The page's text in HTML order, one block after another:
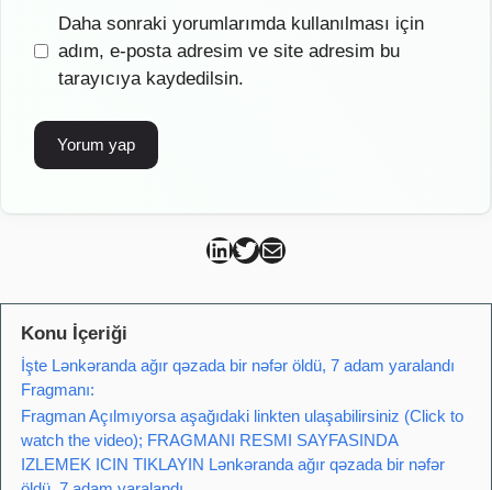
İnternet
sitesi
Daha sonraki yorumlarımda kullanılması için
adım, e-posta adresim ve site adresim bu
tarayıcıya kaydedilsin.
Can Kütahya Linkedin
Can Kütahya Twitter
Can Kütahya Mail
Konu İçeriği
İşte Lənkəranda ağır qəzada bir nəfər öldü, 7 adam yaralandı
Fragmanı:
Fragman Açılmıyorsa aşağıdaki linkten ulaşabilirsiniz (Click to
watch the video); FRAGMANI RESMI SAYFASINDA
IZLEMEK ICIN TIKLAYIN Lənkəranda ağır qəzada bir nəfər